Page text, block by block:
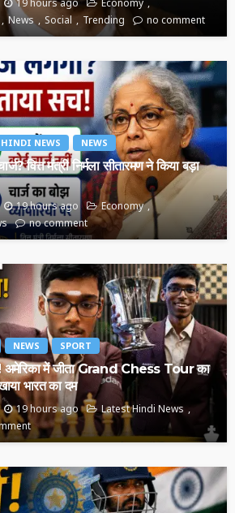
News Social Trending no comment
HINDI NEWS NEWS
वित्त मंत्री निर्मला सीतारमण ने किया बड़ा
19 hours ago
Economy
no comment
NEWS SPORT
अमेरिका में जीता Grand Chess Tour का
भारत का दम
19 hours ago
Latest Hindi News